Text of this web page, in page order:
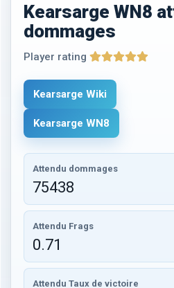
Kearsarge WN8
dommages
Player rating
Kearsarge Wiki
Kearsarge WN8
Attendu dommages
75438
Attendu Frags
0.71
Attendu Taux de victoire